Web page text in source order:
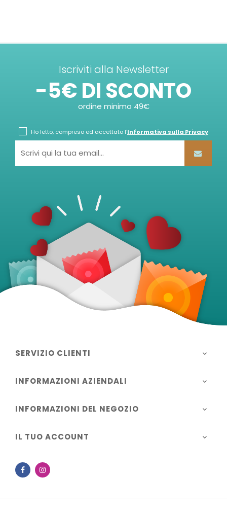
Iscriviti alla Newsletter
-5€ DI SCONTO
ordine minimo 49€
Ho letto, compreso ed accettato l'Informativa sulla Privacy
SERVIZIO CLIENTI 
INFORMAZIONI AZIENDALI 
INFORMAZIONI DEL NEGOZIO 
IL TUO ACCOUNT 
Facebook